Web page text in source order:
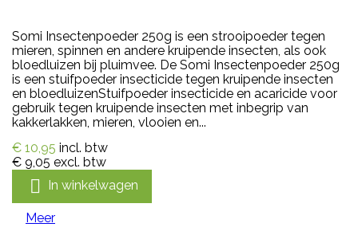
Somi Insectenpoeder 250g is een strooipoeder tegen
mieren, spinnen en andere kruipende insecten, als ook
bloedluizen bij pluimvee. De Somi Insectenpoeder 250g
is een stuifpoeder insecticide tegen kruipende insecten
en bloedluizenStuifpoeder insecticide en acaricide voor
gebruik tegen kruipende insecten met inbegrip van
kakkerlakken, mieren, vlooien en...
€ 10,95 incl. btw
€ 9,05 excl. btw
 In winkelwagen
Meer